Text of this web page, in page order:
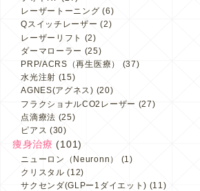
レーザートーニング (6)
Qスイッチレーザー (2)
レーザーリフト (2)
ダーマローラー (25)
PRP/ACRS（再生医療）
(37)
水光注射 (15)
AGNES(アグネス) (20)
フラクショナルCO2レーザー (27)
点滴療法 (25)
ピアス (30)
痩身治療 (101)
ニューロン（Neuronn）
(1)
クリスタル (12)
サクセンダ(GLPー1ダイエット) (11)